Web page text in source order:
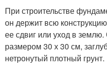
При строительстве
он держит всю
ее сдвиг или уход в
размером 30 х 30 см,
нетронутый плотный грунт.